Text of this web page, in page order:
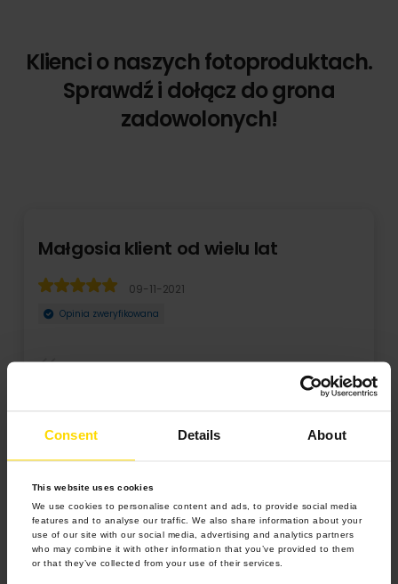
Consent Details About
This website uses cookies
We use cookies to personalise content and ads, to provide social media
features and to analyse our traffic. We also share information about your
use of our site with our social media, advertising and analytics partners
who may combine it with other information that you’ve provided to them
or that they’ve collected from your use of their services.
Klienci o naszych fotoproduktach.
Sprawdź i dołącz do grona
zadowolonych!
Małgosia klient od wielu lat
09-11-2021
Opinia zweryfikowana
zamawiam fotoobraz już po raz kolejny chyba 5-ty, jakość
Rozwiń
5.0 z 5.0